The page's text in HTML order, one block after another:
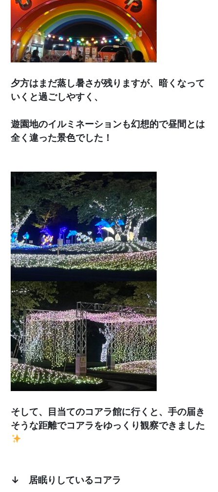
夕方はまだ蒸し暑さが残りますが、暗くなって
いくと過ごしやすく、
遊園地のイルミネーションも幻想的で昼間とは
全く違った景色でした！
そして、目当てのコアラ館に行くと、手の届き
そうな距離でコアラをゆっくり観察できました
↓ 居眠りしているコアラ